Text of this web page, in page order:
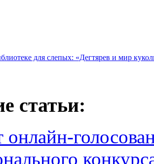
статьи:
онлайн-